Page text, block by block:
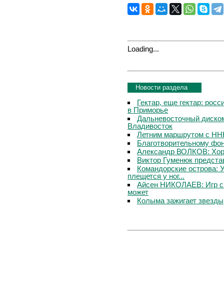
Loading...
Новости раздела
Гектар, еще гектар:
в Приморье
Дальневосточный
Владивосток
Летним маршрутом с
Благотворительному
Александр ВОЛКОВ:
Виктор Гуменюк
Командорские острова:
плещется у ног...
Айсен НИКОЛАЕВ: Игр с
может
Колыма зажигает звезды